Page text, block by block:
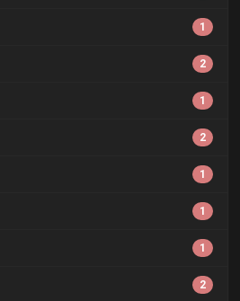
1
2
1
2
1
1
1
2